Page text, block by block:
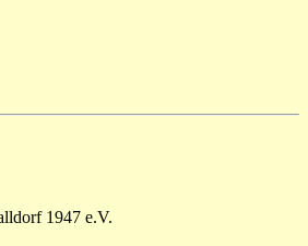
1947 e.V.